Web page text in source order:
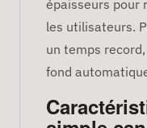
épaisseurs pour
les utilisateurs.
un temps
fond